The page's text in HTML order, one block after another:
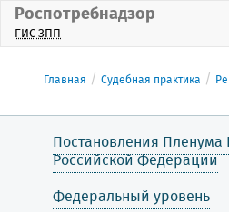
Роспотребнадзор
ГИС ЗПП
Главная Судебная практика
Постановления Пленума
Российской Федерации
Федеральный уровень